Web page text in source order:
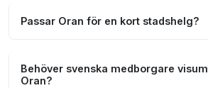
Passar Oran för en kort stadshelg?
Behöver svenska medborgare
Oran?